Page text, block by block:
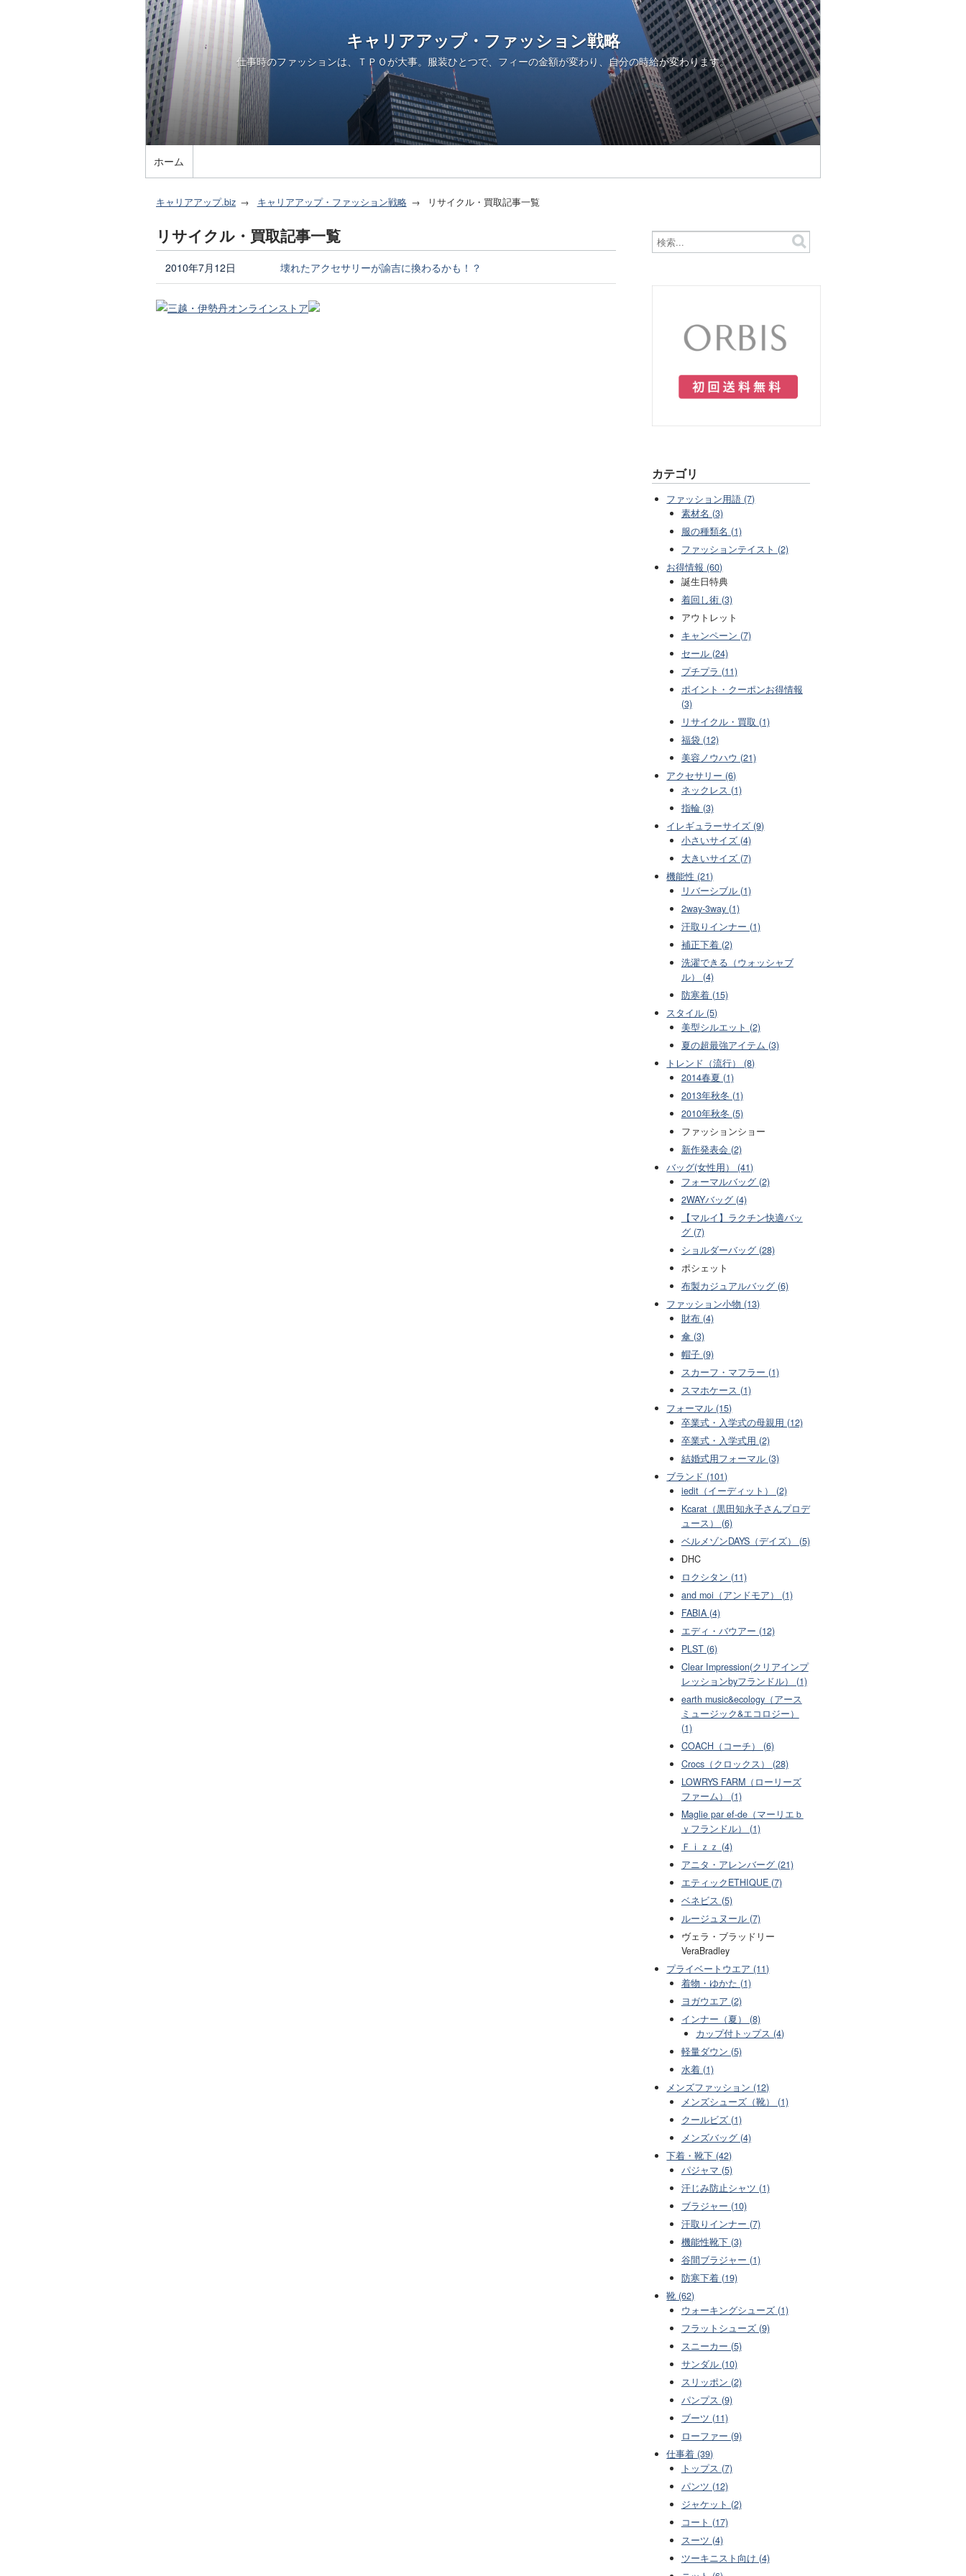
キャリアアップ・ファッション戦略
仕事時のファッションは、ＴＰＯが大事。服装ひとつで、フィーの金額が変わり、自分の時給が変わります。
ホーム
キャリアアップ.biz キャリアアップ・ファッション戦略 リサイクル・買取記事一覧
リサイクル・買取記事一覧
2010年7月12日 壊れたアクセサリーが諭吉に換わるかも！？
カテゴリ
ファッション用語 (7)
素材名 (3)
服の種類名 (1)
ファッションテイスト (2)
お得情報 (60)
誕生日特典
着回し術 (3)
アウトレット
キャンペーン (7)
セール (24)
プチプラ (11)
ポイント・クーポンお得情報
(3)
リサイクル・買取 (1)
福袋 (12)
美容ノウハウ (21)
アクセサリー (6)
ネックレス (1)
指輪 (3)
イレギュラーサイズ (9)
小さいサイズ (4)
大きいサイズ (7)
機能性 (21)
リバーシブル (1)
2way-3way (1)
汗取りインナー (1)
補正下着 (2)
洗濯できる（ウォッシャブ
ル） (4)
防寒着 (15)
スタイル (5)
美型シルエット (2)
夏の超最強アイテム (3)
トレンド（流行） (8)
2014春夏 (1)
2013年秋冬 (1)
2010年秋冬 (5)
ファッションショー
新作発表会 (2)
バッグ(女性用） (41)
フォーマルバッグ (2)
2WAYバッグ (4)
【マルイ】ラクチン快適バッ
グ (7)
ショルダーバッグ (28)
ポシェット
布製カジュアルバッグ (6)
ファッション小物 (13)
財布 (4)
傘 (3)
帽子 (9)
スカーフ・マフラー (1)
スマホケース (1)
フォーマル (15)
卒業式・入学式の母親用 (12)
卒業式・入学式用 (2)
結婚式用フォーマル (3)
ブランド (101)
iedit（イーディット） (2)
Kcarat（黒田知永子さんプロデ
ュース） (6)
ベルメゾンDAYS（デイズ） (5)
DHC
ロクシタン (11)
and moi（アンドモア） (1)
FABIA (4)
エディ・バウアー (12)
PLST (6)
Clear Impression(クリアインプ
レッションbyフランドル） (1)
earth music&ecology（アース
ミュージック&エコロジー）
(1)
COACH（コーチ） (6)
Crocs（クロックス） (28)
LOWRYS FARM（ローリーズ
ファーム） (1)
Maglie par ef-de（マーリエｂ
ｙフランドル） (1)
Ｆｉｚｚ (4)
アニタ・アレンバーグ (21)
エティックETHIQUE (7)
ベネビス (5)
ルージュヌール (7)
ヴェラ・ブラッドリー
VeraBradley
プライベートウエア (11)
着物・ゆかた (1)
ヨガウエア (2)
インナー（夏） (8)
カップ付トップス (4)
軽量ダウン (5)
水着 (1)
メンズファッション (12)
メンズシューズ（靴） (1)
クールビズ (1)
メンズバッグ (4)
下着・靴下 (42)
パジャマ (5)
汗じみ防止シャツ (1)
ブラジャー (10)
汗取りインナー (7)
機能性靴下 (3)
谷間ブラジャー (1)
防寒下着 (19)
靴 (62)
ウォーキングシューズ (1)
フラットシューズ (9)
スニーカー (5)
サンダル (10)
スリッポン (2)
パンプス (9)
ブーツ (11)
ローファー (9)
仕事着 (39)
トップス (7)
パンツ (12)
ジャケット (2)
コート (17)
スーツ (4)
ツーキニスト向け (4)